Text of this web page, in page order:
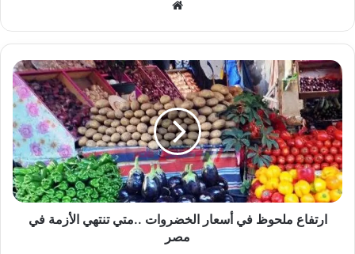
ارتفاع
ملحوظ
في
أسعار
الخضروات
..متي
تنتهي
الأزمة
في
مصرارتفاع ملحوظ في أسعار الخضروات ..متي تنتهي الأزمة في
مصر